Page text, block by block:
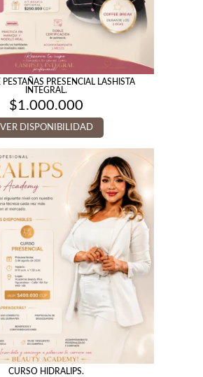
PRESENCIAL LASHISTA
INTEGRAL.
$1.000.000
VER DISPONIBILIDAD
CURSO HIDRALIPS.